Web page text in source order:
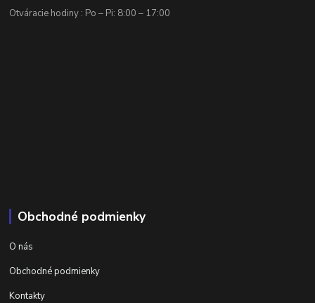
Otváracie hodiny : Po – Pi: 8:00 – 17:00
Obchodné podmienky
O nás
Obchodné podmienky
Kontakty